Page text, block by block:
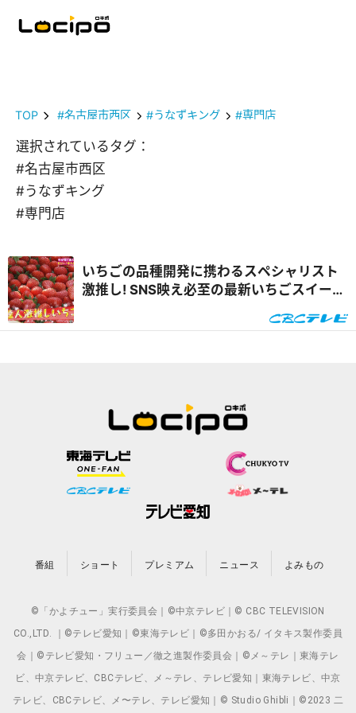
TOP #名古屋市西区 #うなずキング #専門店
選択されているタグ：
#名古屋市西区
#うなずキング
#専門店
いちごの品種開発に携わるスペシャリスト
激推し! SNS映え必至の最新いちごスイーツ
番組 ショート プレミアム ニュース よみもの
©「かよチュー」実行委員会｜©中京テレビ｜© CBC TELEVISION
CO.,LTD. ｜©テレビ愛知｜©東海テレビ｜©多田かおる/ イタキス製作委員
会｜©テレビ愛知・フリュー／徹之進製作委員会｜©メ～テレ｜東海テレ
ビ、中京テレビ、CBCテレビ、メ～テレ、テレビ愛知｜東海テレビ、中京
テレビ、CBCテレビ、メ〜テレ、テレビ愛知｜© Studio Ghibli｜©2023 二